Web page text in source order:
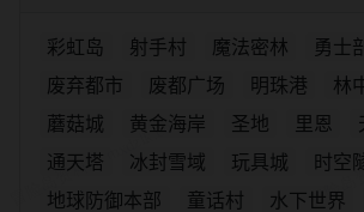
彩虹岛 射手村 魔法密林
勇士
废弃都市
废都广场 明珠港
林
蘑菇城
黄金海岸 圣地 里恩
通天塔
冰封雪域 玩具城
时空
地球防御本部
童话村 水下世界